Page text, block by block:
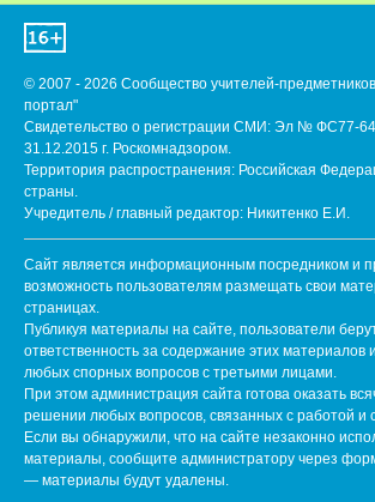
© 2007 - 2026 Сообщество учителей-
портал"
Свидетельство о регистрации СМИ: Эл № ФС77-
31.12.2015 г. Роскомнадзором.
Территория распространения: Российская
страны.
Учредитель / главный редактор: Никитенко Е.И.
Сайт является информационным посредником и
возможность пользователям размещать свои
страницах.
Публикуя материалы на сайте, пользователи
ответственность за содержание этих материалов
любых спорных вопросов с третьими лицами.
При этом администрация сайта готова оказать
решении любых вопросов, связанных с работой и
Если вы обнаружили, что на сайте незаконно
материалы, сообщите администратору через
— материалы будут удалены.